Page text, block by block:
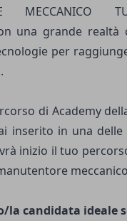
MECCANICO
una grande realtà
per
di Academy
inserito in una delle
inizio il tuo
la candidata ideale